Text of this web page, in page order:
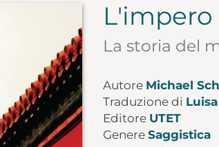
La storia del
Autore Michael
Traduzione di
Editore UTET
Genere Saggistica